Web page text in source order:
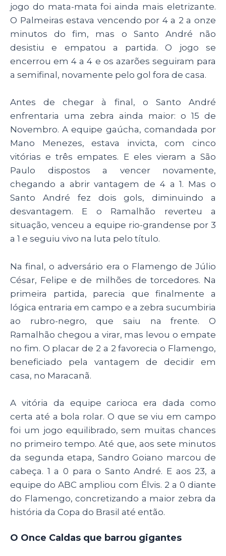
jogo do mata-mata foi ainda mais eletrizante.
O Palmeiras estava vencendo por 4 a 2 a onze
minutos do fim, mas o Santo André não
desistiu e empatou a partida. O jogo se
encerrou em 4 a 4 e os azarões seguiram para
a semifinal, novamente pelo gol fora de casa.
Antes de chegar à final, o Santo André
enfrentaria uma zebra ainda maior: o 15 de
Novembro. A equipe gaúcha, comandada por
Mano Menezes, estava invicta, com cinco
vitórias e três empates. E eles vieram a São
Paulo dispostos a vencer novamente,
chegando a abrir vantagem de 4 a 1. Mas o
Santo André fez dois gols, diminuindo a
desvantagem. E o Ramalhão reverteu a
situação, venceu a equipe rio-grandense por 3
a 1 e seguiu vivo na luta pelo título.
Na final, o adversário era o Flamengo de Júlio
César, Felipe e de milhões de torcedores. Na
primeira partida, parecia que finalmente a
lógica entraria em campo e a zebra sucumbiria
ao rubro-negro, que saiu na frente. O
Ramalhão chegou a virar, mas levou o empate
no fim. O placar de 2 a 2 favorecia o Flamengo,
beneficiado pela vantagem de decidir em
casa, no Maracanã.
A vitória da equipe carioca era dada como
certa até a bola rolar. O que se viu em campo
foi um jogo equilibrado, sem muitas chances
no primeiro tempo. Até que, aos sete minutos
da segunda etapa, Sandro Goiano marcou de
cabeça. 1 a 0 para o Santo André. E aos 23, a
equipe do ABC ampliou com Élvis. 2 a 0 diante
do Flamengo, concretizando a maior zebra da
história da Copa do Brasil até então.
O Once Caldas que barrou gigantes